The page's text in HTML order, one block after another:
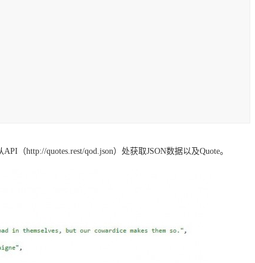
（http://quotes.rest/qod.json）处获取JSON数据以及Quote。